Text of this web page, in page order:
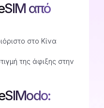
από
στο Κίνα
της άφιξης στην